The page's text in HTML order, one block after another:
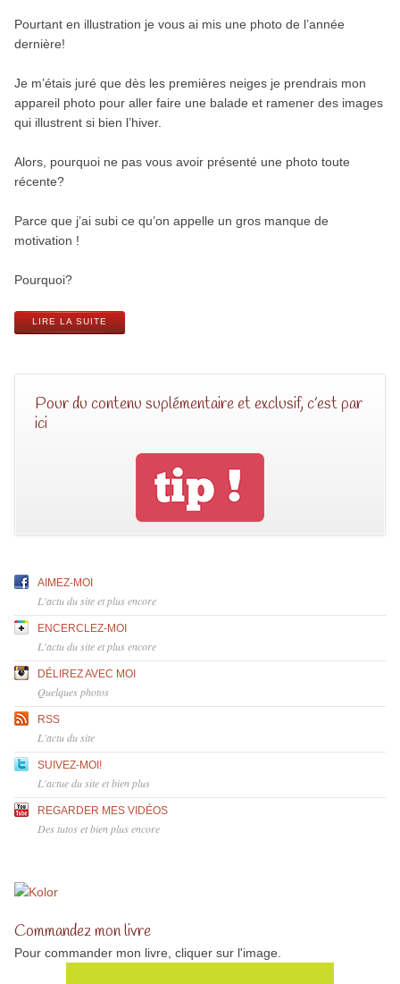
Pourtant en illustration je vous ai mis une photo de l’année
dernière!
Je m’étais juré que dès les premières neiges je prendrais mon
appareil photo pour aller faire une balade et ramener des images
qui illustrent si bien l’hiver.
Alors, pourquoi ne pas vous avoir présenté une photo toute
récente?
Parce que j’ai subi ce qu’on appelle un gros manque de
motivation !
Pourquoi?
LIRE LA SUITE
Pour du contenu suplémentaire et exclusif, c’est par
ici
AIMEZ-MOI
L'actu du site et plus encore
ENCERCLEZ-MOI
L'actu du site et plus encore
DÉLIREZ AVEC MOI
Quelques photos
RSS
L'actu du site
SUIVEZ-MOI!
L'actue du site et bien plus
REGARDER MES VIDÉOS
Des tutos et bien plus encore
Commandez mon livre
Pour commander mon livre, cliquer sur l'image.